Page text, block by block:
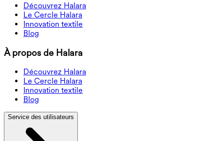
Découvrez Halara
Le Cercle Halara
Innovation textile
Blog
À propos de Halara
Découvrez Halara
Le Cercle Halara
Innovation textile
Blog
Service des utilisateurs